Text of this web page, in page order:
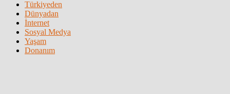
Türkiyeden
Dünyadan
İnternet
Sosyal Medya
Yaşam
Donanım